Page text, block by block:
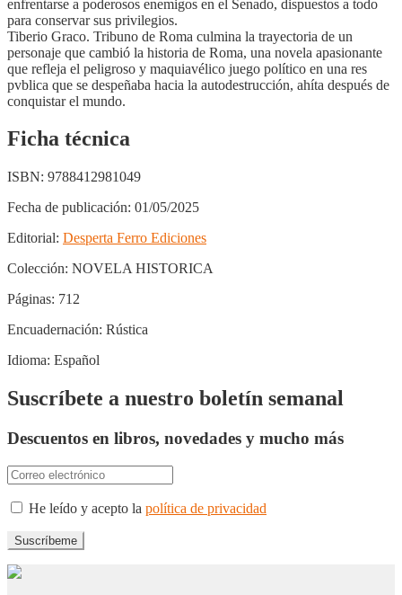
enfrentarse a poderosos enemigos en el Senado, dispuestos a todo
para conservar sus privilegios.
Tiberio Graco. Tribuno de Roma culmina la trayectoria de un
personaje que cambió la historia de Roma, una novela apasionante
que refleja el peligroso y maquiavélico juego político en una res
pvblica que se despeñaba hacia la autodestrucción, ahíta después de
conquistar el mundo.
Ficha técnica
ISBN: 9788412981049
Fecha de publicación: 01/05/2025
Editorial: Desperta Ferro Ediciones
Colección: NOVELA HISTORICA
Páginas: 712
Encuadernación: Rústica
Idioma: Español
Suscríbete a nuestro boletín semanal
Descuentos en libros, novedades y mucho más
He leído y acepto la política de privacidad